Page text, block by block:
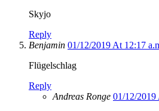
Skyjo
Reply
Benjamin 01/12/2019 At 12:17
Flügelschlag
Reply
Andreas Ronge 01/12/2019